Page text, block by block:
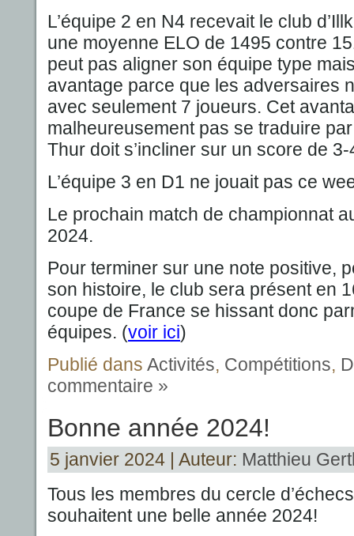
L’équipe 2 en N4 recevait le club
une moyenne ELO de 1495 contre
peut pas aligner son équipe type
avantage parce que les adversaires
avec seulement 7 joueurs. Cet
malheureusement pas se traduire
Thur doit s’incliner sur un score de 3-
L’équipe 3 en D1 ne jouait pas ce
Le prochain match de championnat
2024.
Pour terminer sur une note positive,
son histoire, le club sera présent en
coupe de France se hissant donc
équipes. (voir ici)
Publié dans Activités, Compétitions,
commentaire »
Bonne année 2024!
5 janvier 2024 | Auteur: Matthieu
Tous les membres du cercle
souhaitent une belle année 2024!